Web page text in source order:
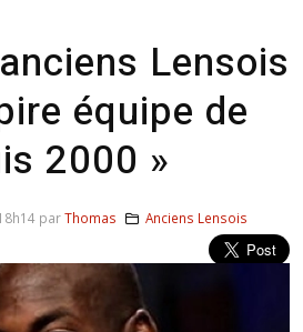
Lensois
équipe de
2000 »
parThomas Anciens Lensois